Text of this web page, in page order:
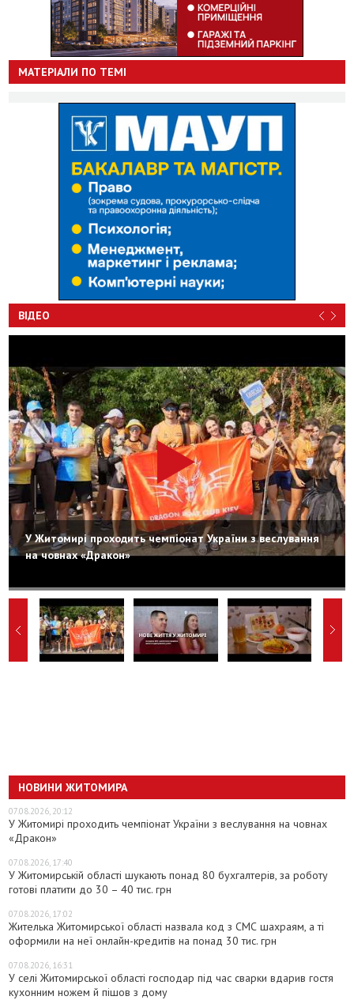
МАТЕРІАЛИ ПО ТЕМІ
ВІДЕО
У Житомирі проходить чемпіонат України з веслування
на човнах «Дракон»
НОВИНИ ЖИТОМИРА
07.08.2026, 20:12
У Житомирі проходить чемпіонат України з веслування на човнах
«Дракон»
07.08.2026, 17:40
У Житомирській області шукають понад 80 бухгалтерів, за роботу
готові платити до 30 – 40 тис. грн
07.08.2026, 17:02
Жителька Житомирської області назвала код з СМС шахраям, а ті
оформили на неї онлайн-кредитів на понад 30 тис. грн
07.08.2026, 16:31
У селі Житомирської області господар під час сварки вдарив гостя
кухонним ножем й пішов з дому